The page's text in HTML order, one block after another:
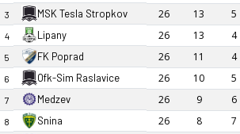
3 MSK Tesla Stropkov 26 13 5
4 Lipany 26 13 4
5 FK Poprad 26 11 4
6 Ofk-Sim Raslavice 26 10 5
7 Medzev 26 9 6
8 Snina 26 8 7